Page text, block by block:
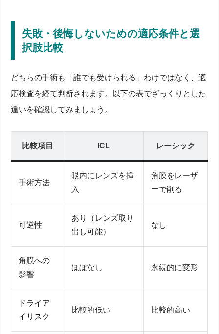
失敗・後悔しないための適応条件と選
択肢比較
どちらの手術も「誰でも受けられる」わけではなく、適
応検査を経て判断されます。以下の表でざっくりとした
違いを確認してみましょう。
比較項目 ICL レーシック
手術方法
眼内にレンズを挿
入
角膜をレーザ
ーで削る
可逆性
あり（レンズ取り
出し可能）
なし
角膜への
影響
ほぼなし 永続的に変形
ドライア
イリスク
比較的低い 比較的高い